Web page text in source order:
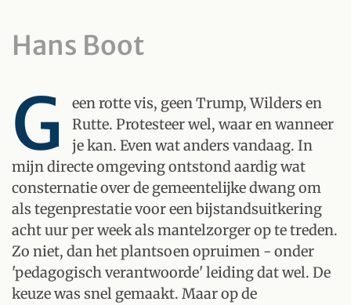
Hans Boot
G
een rotte vis, geen Trump, Wilders en
Rutte. Protesteer wel, waar en wanneer
je kan. Even wat anders vandaag. In
mijn directe omgeving ontstond aardig wat
consternatie over de gemeentelijke dwang om
als tegenprestatie voor een bijstandsuitkering
acht uur per week als mantelzorger op te treden.
Zo niet, dan het plantsoen opruimen - onder
'pedagogisch verantwoorde' leiding dat wel. De
keuze was snel gemaakt. Maar op de